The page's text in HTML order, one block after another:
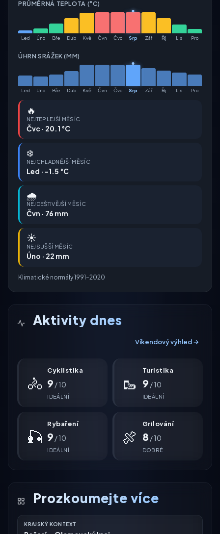
PRŮMĚRNÁ TEPLOTA (°C)
Led Úno Bře Dub Kvě Čvn Čvc Srp Zář Říj Lis Pro
ÚHRN SRÁŽEK (MM)
Led Úno Bře Dub Kvě Čvn Čvc Srp Zář Říj Lis Pro
🔥
NEJTEPLEJŠÍ MĚSÍC
Čvc · 20.1 °C
❄️
NEJCHLADNĚJŠÍ MĚSÍC
Led · -1.5 °C
🌧️
NEJDEŠTIVĚJŠÍ MĚSÍC
Čvn · 76 mm
☀️
NEJSUŠŠÍ MĚSÍC
Úno · 22 mm
Klimatické normály 1991–2020
Aktivity dnes
Víkendový výhled →
🚴
Cyklistika
9 / 10
IDEÁLNÍ
🥾
Turistika
9 / 10
IDEÁLNÍ
🎣
Rybaření
9 / 10
IDEÁLNÍ
🍖
Grilování
8 / 10
DOBRÉ
Prozkoumejte více
KRAJSKÝ KONTEXT